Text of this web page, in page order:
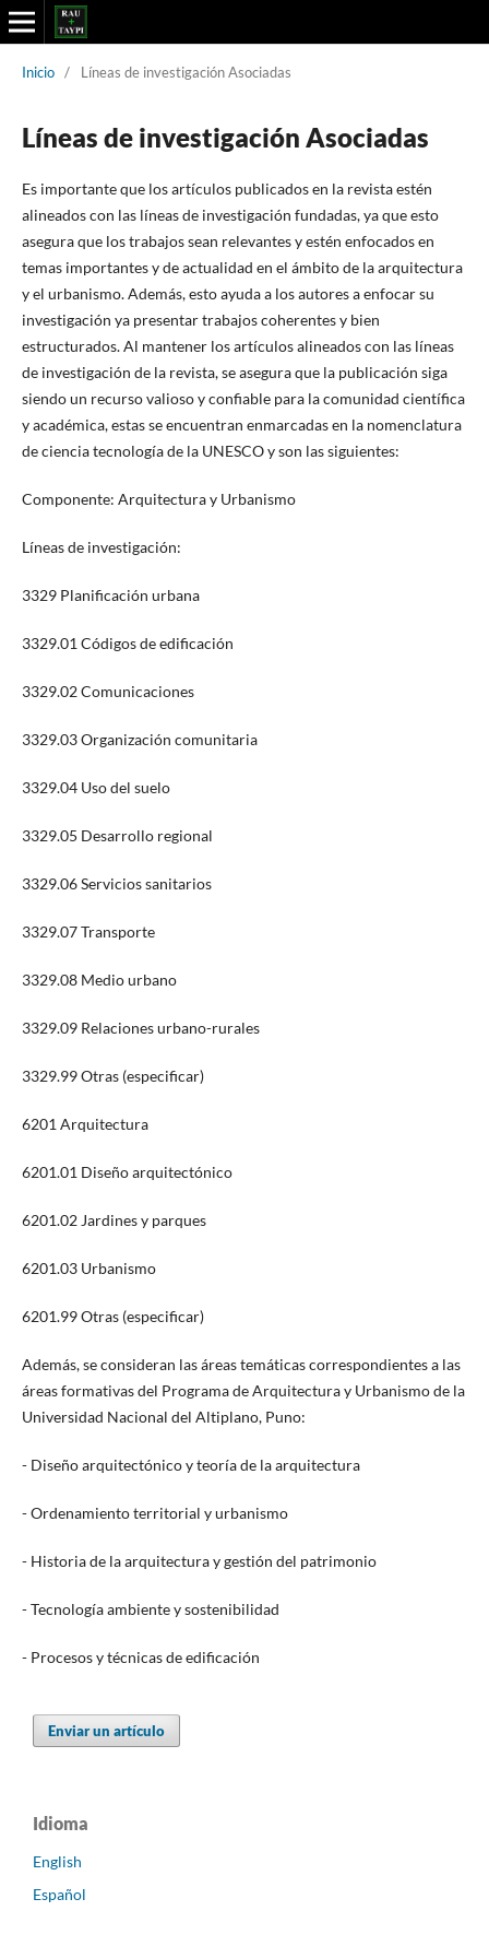
Inicio / Líneas de investigación Asociadas
Líneas de investigación Asociadas
Es importante que los artículos publicados en la revista estén
alineados con las líneas de investigación fundadas, ya que esto
asegura que los trabajos sean relevantes y estén enfocados en
temas importantes y de actualidad en el ámbito de la arquitectura
y el urbanismo. Además, esto ayuda a los autores a enfocar su
investigación ya presentar trabajos coherentes y bien
estructurados. Al mantener los artículos alineados con las líneas
de investigación de la revista, se asegura que la publicación siga
siendo un recurso valioso y confiable para la comunidad científica
y académica, estas se encuentran enmarcadas en la nomenclatura
de ciencia tecnología de la UNESCO y son las siguientes:
Componente: Arquitectura y Urbanismo
Líneas de investigación:
3329 Planificación urbana
3329.01 Códigos de edificación
3329.02 Comunicaciones
3329.03 Organización comunitaria
3329.04 Uso del suelo
3329.05 Desarrollo regional
3329.06 Servicios sanitarios
3329.07 Transporte
3329.08 Medio urbano
3329.09 Relaciones urbano-rurales
3329.99 Otras (especificar)
6201 Arquitectura
6201.01 Diseño arquitectónico
6201.02 Jardines y parques
6201.03 Urbanismo
6201.99 Otras (especificar)
Además, se consideran las áreas temáticas correspondientes a las
áreas formativas del Programa de Arquitectura y Urbanismo de la
Universidad Nacional del Altiplano, Puno:
- Diseño arquitectónico y teoría de la arquitectura
- Ordenamiento territorial y urbanismo
- Historia de la arquitectura y gestión del patrimonio
- Tecnología ambiente y sostenibilidad
- Procesos y técnicas de edificación
Enviar un artículo
Idioma
English
Español